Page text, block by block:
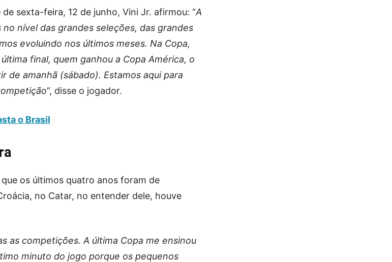
sexta-feira, 12 de junho, Vini Jr. afirmou: “A
nível das grandes seleções, das grandes
evoluindo nos últimos meses. Na Copa,
final, quem ganhou a Copa América, o
amanhã (sábado). Estamos aqui para
“, disse o jogador.
o Brasil
os últimos quatro anos foram de
no Catar, no entender dele, houve
as competições. A última Copa me ensinou
minuto do jogo porque os pequenos